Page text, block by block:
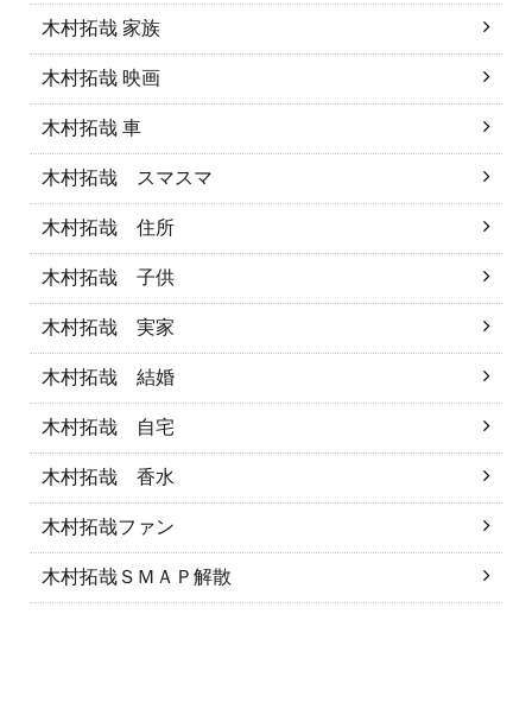
木村拓哉 家族
木村拓哉 映画
木村拓哉 車
木村拓哉 スマスマ
木村拓哉 住所
木村拓哉 子供
木村拓哉 実家
木村拓哉 結婚
木村拓哉 自宅
木村拓哉 香水
木村拓哉ファン
木村拓哉ＳＭＡＰ解散